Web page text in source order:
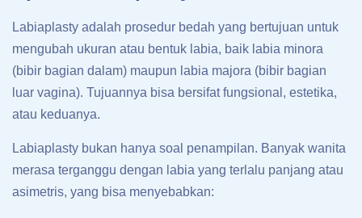
Labiaplasty adalah prosedur bedah yang bertujuan untuk
mengubah ukuran atau bentuk labia, baik labia minora
(bibir bagian dalam) maupun labia majora (bibir bagian
luar vagina). Tujuannya bisa bersifat fungsional, estetika,
atau keduanya.
Labiaplasty bukan hanya soal penampilan. Banyak wanita
merasa terganggu dengan labia yang terlalu panjang atau
asimetris, yang bisa menyebabkan: